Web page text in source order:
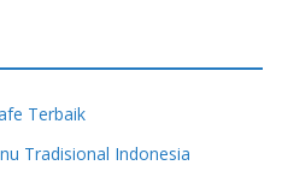
Terbaik
Tradisional Indonesia